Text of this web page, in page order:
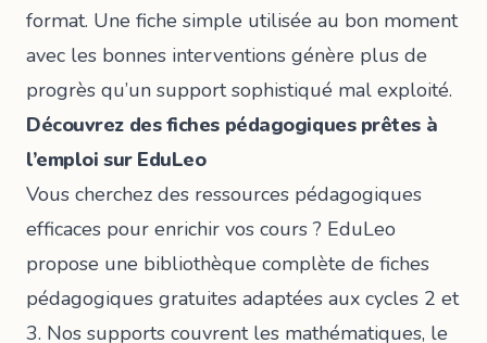
format. Une fiche simple utilisée au bon moment
avec les bonnes interventions génère plus de
progrès qu’un support sophistiqué mal exploité.
Découvrez des fiches pédagogiques prêtes à
l’emploi sur EduLeo
Vous cherchez des ressources pédagogiques
efficaces pour enrichir vos cours ? EduLeo
propose une bibliothèque complète de fiches
pédagogiques gratuites adaptées aux cycles 2 et
3. Nos supports couvrent les mathématiques, le